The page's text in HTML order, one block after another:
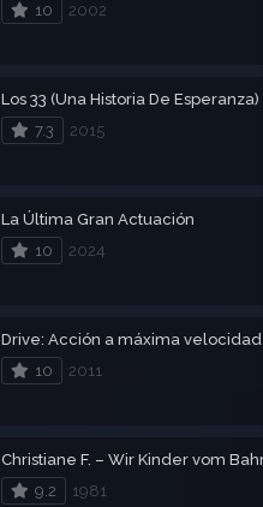
10
2002
Los 33 (Una Historia De Esperanza)
7.3
2015
La Última Gran Actuación
10
2024
Drive: Acción a máxima velocidad
10
2011
9.2
1981